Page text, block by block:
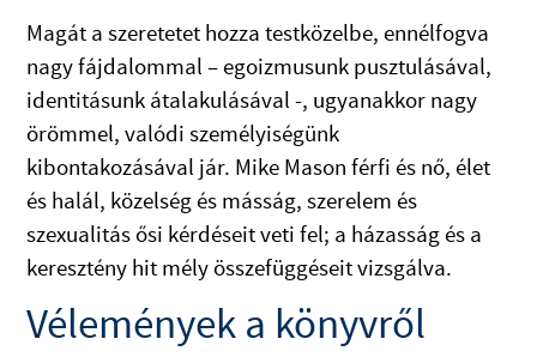
Magát a szeretetet hozza testközelbe, ennélfogva
nagy fájdalommal – egoizmusunk pusztulásával,
identitásunk átalakulásával -, ugyanakkor nagy
örömmel, valódi személyiségünk
kibontakozásával jár. Mike Mason férfi és nő, élet
és halál, közelség és másság, szerelem és
szexualitás ősi kérdéseit veti fel; a házasság és a
keresztény hit mély összefüggéseit vizsgálva.
Vélemények a könyvről